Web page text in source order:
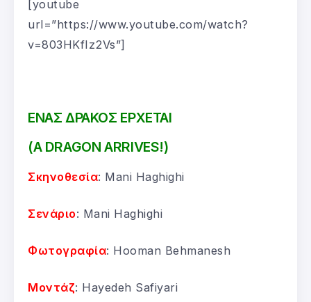
[youtube
url=”https://www.youtube.com/watch?
v=803HKfIz2Vs”]
ΕΝΑΣ ΔΡΑΚΟΣ ΕΡΧΕΤΑΙ
(A DRAGON ARRIVES!)
Σκηνοθεσία: Mani Haghighi
Σενάριο: Mani Haghighi
Φωτογραφία: Hooman Behmanesh
Μοντάζ: Hayedeh Safiyari